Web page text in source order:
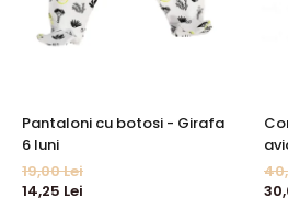
Pantaloni cu botosi - Girafa
6 luni
19,00 Lei
14,25 Lei